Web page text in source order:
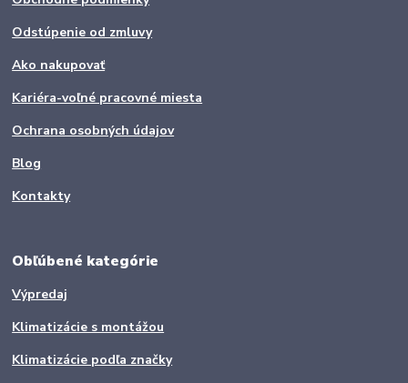
Odstúpenie od zmluvy
Ako nakupovať
Kariéra-voľné pracovné miesta
Ochrana osobných údajov
Blog
Kontakty
Obľúbené kategórie
Výpredaj
Klimatizácie s montážou
Klimatizácie podľa značky